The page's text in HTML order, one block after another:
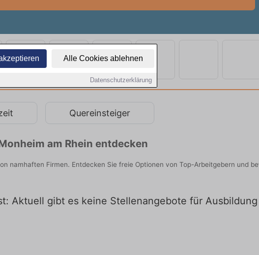
Alle Cookies ablehnen
Datenschutzerklärung
Quereinsteiger
am Rhein entdecken
namhaften Firmen. Entdecken Sie freie Optionen von Top-Arbeitgebern und
Aktuell gibt es keine Stellenangebote für